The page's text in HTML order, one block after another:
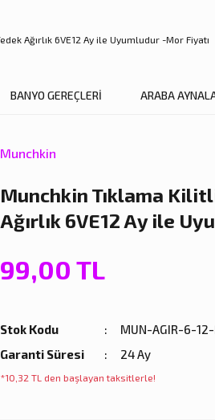
BANYO GEREÇLERİ ARABA
Munchkin
Munchkin Tıklama
Ağırlık 6VE12 Ay ile
99,00 TL
Stok Kodu
MUN-AGIR-6-12-
Garanti Süresi
24 Ay
*10,32 TL den başlayan taksitlerle!